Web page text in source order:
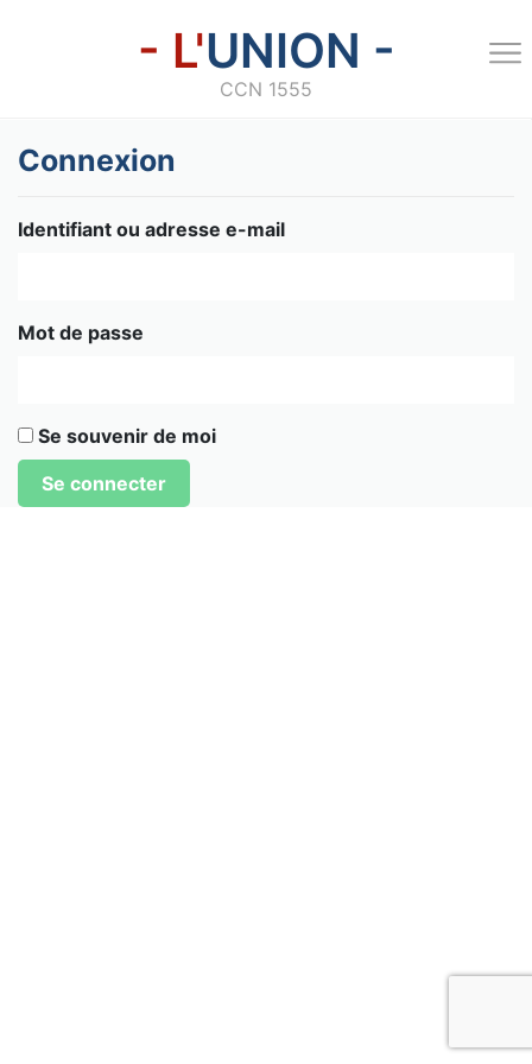
- L'UNION -
CCN 1555
Connexion
Identifiant ou adresse e-mail
Mot de passe
Se souvenir de moi